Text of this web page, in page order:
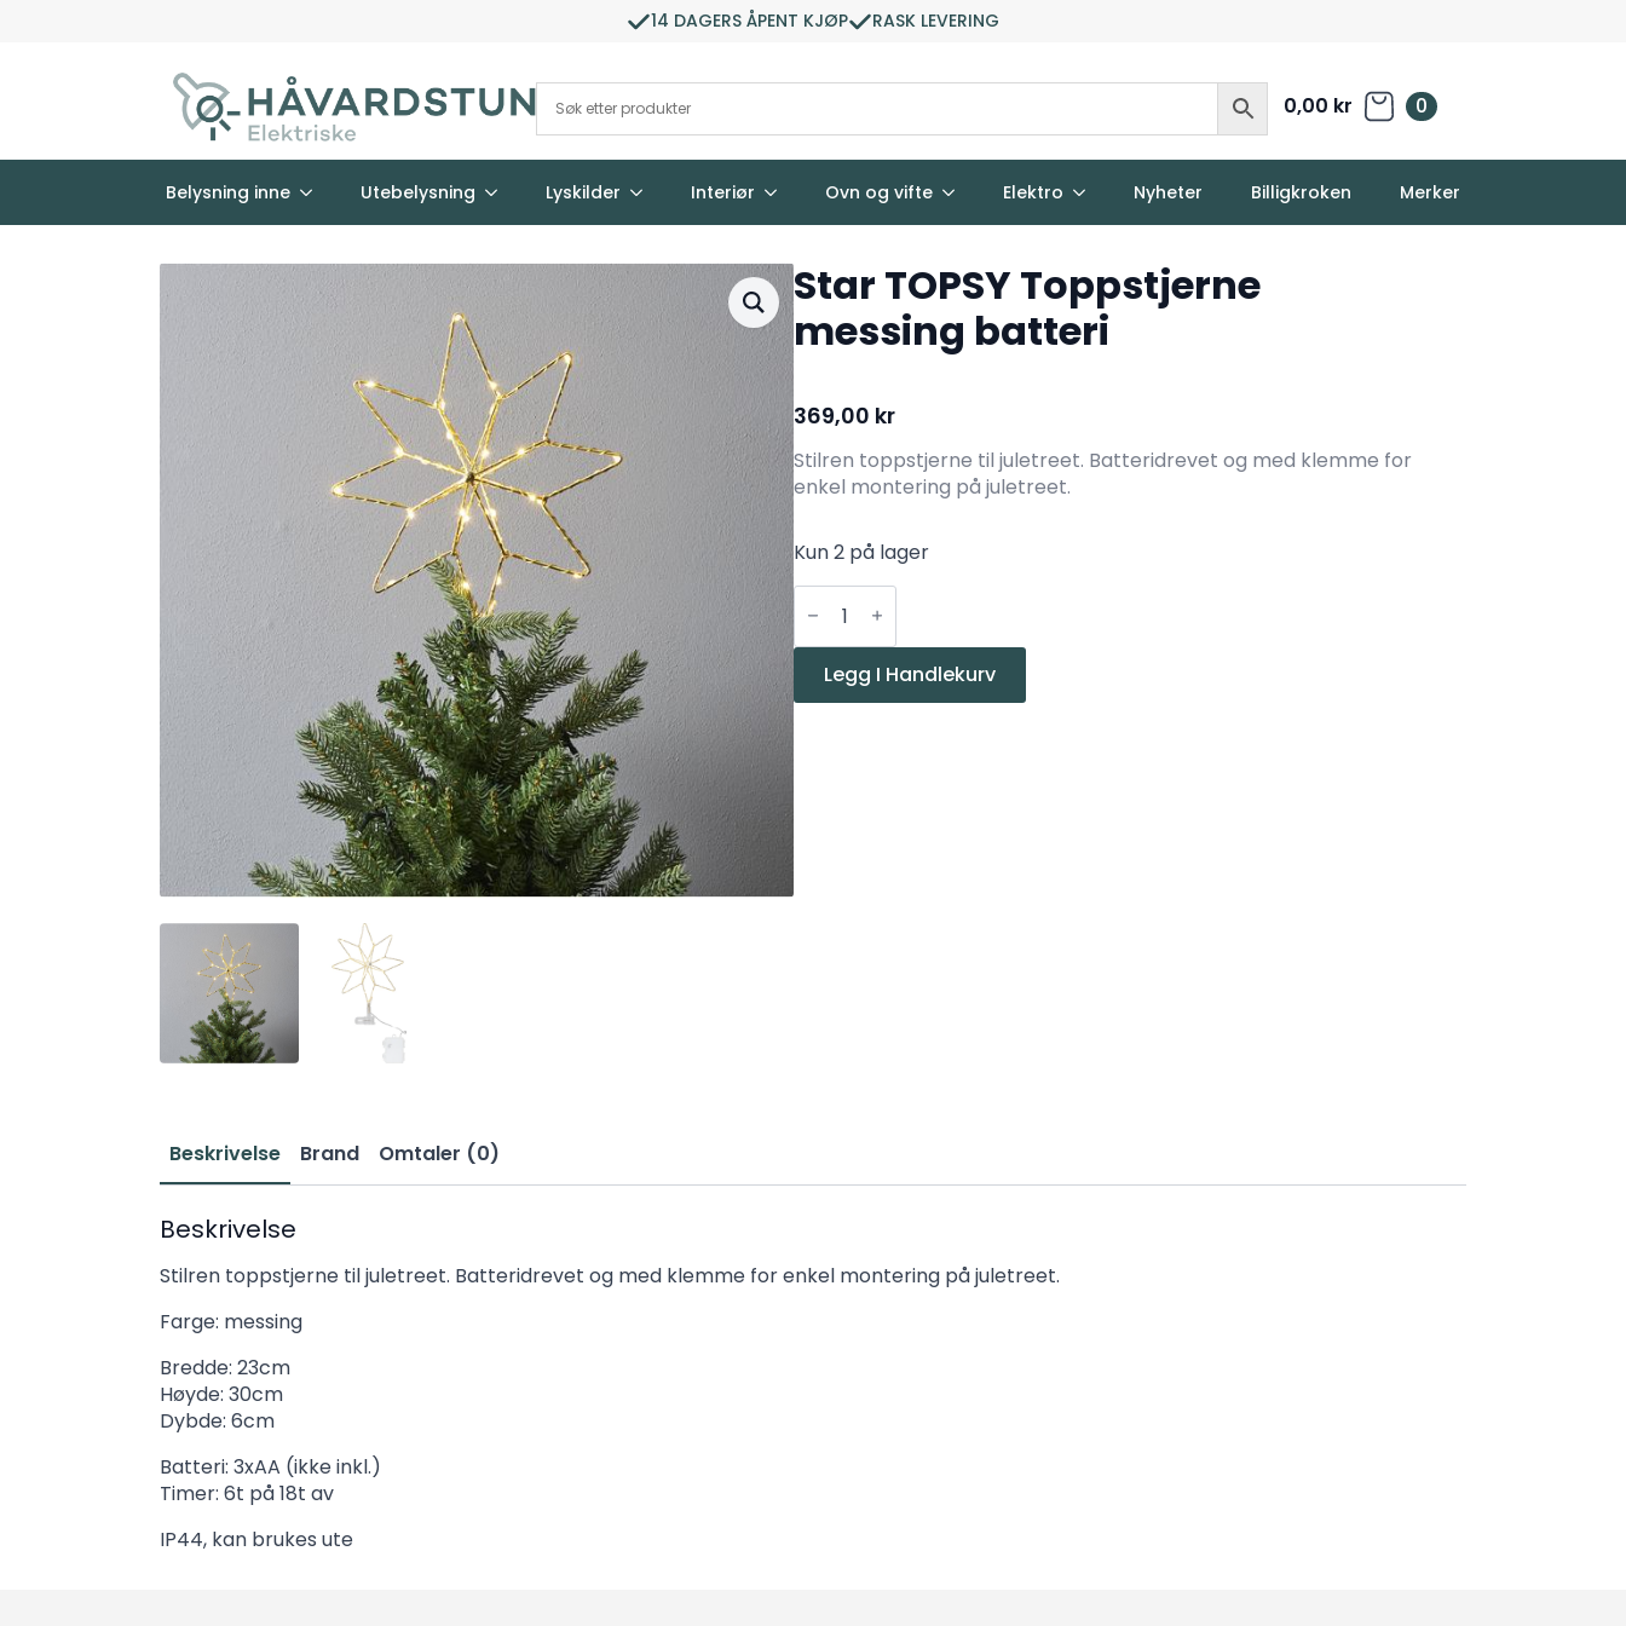
14 DAGERS ÅPENT KJØP RASK LEVERING
0,00 kr 0
Belysning inne Utebelysning Lyskilder Interiør Ovn og vifte Elektro Nyheter Billigkroken Merker
Star TOPSY Toppstjerne
messing batteri
369,00 kr
Stilren toppstjerne til juletreet. Batteridrevet og med klemme for
enkel montering på juletreet.
Kun 2 på lager
Star
TOPSY
Toppstjerne
messing
batteri
antall
Legg I Handlekurv
Beskrivelse Brand Omtaler (0)
Beskrivelse
Stilren toppstjerne til juletreet. Batteridrevet og med klemme for enkel montering på juletreet.
Farge: messing
Bredde: 23cm
Høyde: 30cm
Dybde: 6cm
Batteri: 3xAA (ikke inkl.)
Timer: 6t på 18t av
IP44, kan brukes ute